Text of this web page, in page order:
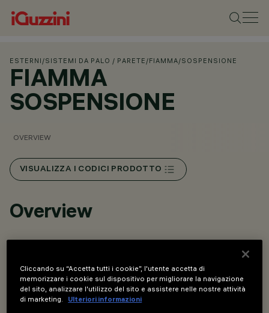
ESTERNI /SISTEMI DA PALO / PARETE /FIAMMA/SOSPENSIONE
FIAMMA
SOSPENSIONE
OVERVIEW
VISUALIZZA I CODICI PRODOTTO
Overview
Sistema di illuminazione stradale, finalizzato all’impiego di
sorgenti luminose con LED.
Installazione a testapalo, sospensione e parete.
Vano ottico realizzato in fusione di alluminio; bracci
Cliccando su “Accetta tutti i cookie”, l'utente accetta di
memorizzare i cookie sul dispositivo per migliorare la navigazione
del sito, analizzare l'utilizzo del sito e assistere nelle nostre attività
di marketing.
Ulteriori informazioni